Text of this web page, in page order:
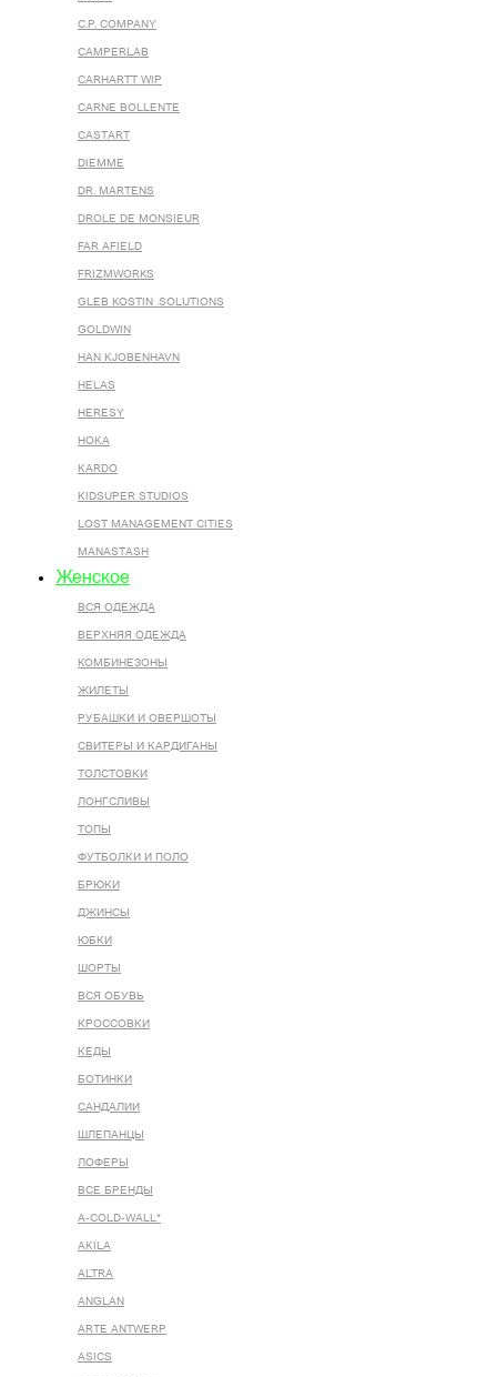
C.P. COMPANY
CAMPERLAB
CARHARTT WIP
CARNE BOLLENTE
CASTART
DIEMME
DR. MARTENS
DROLE DE MONSIEUR
FAR AFIELD
FRIZMWORKS
GLEB KOSTIN .SOLUTIONS
GOLDWIN
HAN KJOBENHAVN
HELAS
HERESY
HOKA
KARDO
KIDSUPER STUDIOS
LOST MANAGEMENT CITIES
MANASTASH
Женское
ВСЯ ОДЕЖДА
ВЕРХНЯЯ ОДЕЖДА
КОМБИНЕЗОНЫ
ЖИЛЕТЫ
РУБАШКИ И ОВЕРШОТЫ
СВИТЕРЫ И КАРДИГАНЫ
ТОЛСТОВКИ
ЛОНГСЛИВЫ
ТОПЫ
ФУТБОЛКИ И ПОЛО
БРЮКИ
ДЖИНСЫ
ЮБКИ
ШОРТЫ
ВСЯ ОБУВЬ
КРОССОВКИ
КЕДЫ
БОТИНКИ
САНДАЛИИ
ШЛЕПАНЦЫ
ЛОФЕРЫ
ВСЕ БРЕНДЫ
A-COLD-WALL*
AKILA
ALTRA
ANGLAN
ARTE ANTWERP
ASICS